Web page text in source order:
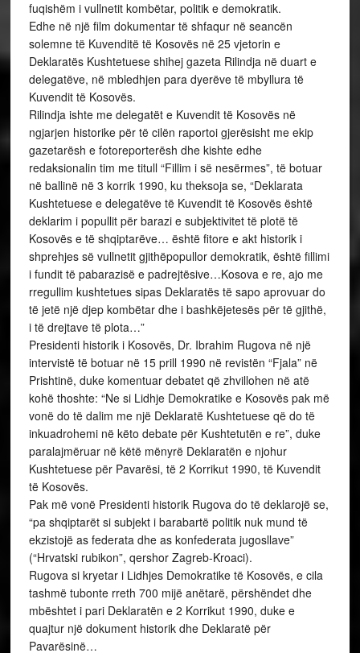
fuqishëm i vullnetit kombëtar, politik e demokratik.
Edhe në një film dokumentar të shfaqur në seancën
solemne të Kuvenditë të Kosovës në 25 vjetorin e
Deklaratës Kushtetuese shihej gazeta Rilindja në duart e
delegatëve, në mbledhjen para dyerëve të mbyllura të
Kuvendit të Kosovës.
Rilindja ishte me delegatët e Kuvendit të Kosovës në
ngjarjen historike për të cilën raportoi gjerësisht me ekip
gazetarësh e fotoreporterësh dhe kishte edhe
redaksionalin tim me titull “Fillim i së nesërmes”, të botuar
në ballinë në 3 korrik 1990, ku theksoja se, “Deklarata
Kushtetuese e delegatëve të Kuvendit të Kosovës është
deklarim i popullit për barazi e subjektivitet të plotë të
Kosovës e të shqiptarëve… është fitore e akt historik i
shprehjes së vullnetit gjithëpopullor demokratik, është fillimi
i fundit të pabarazisë e padrejtësive…Kosova e re, ajo me
rregullim kushtetues sipas Deklaratës të sapo aprovuar do
të jetë një djep kombëtar dhe i bashkëjetesës për të gjithë,
i të drejtave të plota…”
Presidenti historik i Kosovës, Dr. Ibrahim Rugova në një
intervistë të botuar në 15 prill 1990 në revistën “Fjala” në
Prishtinë, duke komentuar debatet që zhvillohen në atë
kohë thoshte: “Ne si Lidhje Demokratike e Kosovës pak më
vonë do të dalim me një Deklaratë Kushtetuese që do të
inkuadrohemi në këto debate për Kushtetutën e re”, duke
paralajmëruar në këtë mënyrë Deklaratën e njohur
Kushtetuese për Pavarësi, të 2 Korrikut 1990, të Kuvendit
të Kosovës.
Pak më vonë Presidenti historik Rugova do të deklarojë se,
“pa shqiptarët si subjekt i barabartë politik nuk mund të
ekzistojë as federata dhe as konfederata jugosllave”
(“Hrvatski rubikon”, qershor Zagreb-Kroaci).
Rugova si kryetar i Lidhjes Demokratike të Kosovës, e cila
tashmë tubonte rreth 700 mijë anëtarë, përshëndet dhe
mbështet i pari Deklaratën e 2 Korrikut 1990, duke e
quajtur një dokument historik dhe Deklaratë për
Pavarësinë…